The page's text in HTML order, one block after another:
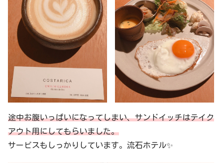
途中お腹いっぱいになってしまい、サンドイッチはテイク
アウト用にしてもらいました。
サービスもしっかりしています。流石ホテル✨